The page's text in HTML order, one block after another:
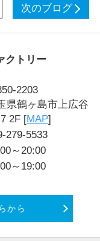
次のブログ
クトリー
2203
県鶴ヶ島市上広谷
2F [MAP]
279-5533
～20:00
～19:00
から